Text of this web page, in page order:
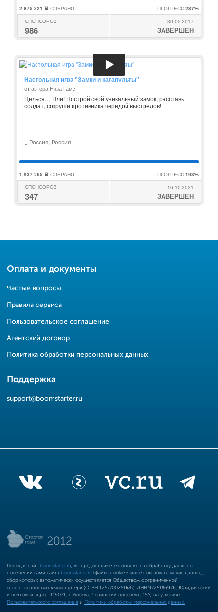
2 875 321 c СОБРАНО ПРОГРЕСС 287%
СПОНСОРОВ
986
30.05.2017
ЗАВЕРШЕН
Настольная игра "Замки и катапульты"
от автора Низа Гамс
Целься… Пли! Построй свой уникальный замок, расставь
солдат, сокруши противника чередой выстрелов!
Россия, Россия
1 937 265 c СОБРАНО ПРОГРЕСС 193%
СПОНСОРОВ
347
16.10.2021
ЗАВЕРШЕН
Оплата и документы
Частые вопросы
Правила сервиса
Пользовательское соглашение
Агентский договор
Политика обработки персональных данных
Поддержка
support@boomstarter.ru
Посещая сайт boomstarter.ru , вы предоставляете согласие на обработку данных о
посещении вами сайта boomstarter.ru (файлы cookie и иные пользовательские данные),
сбор которых автоматически осуществляется Обществом с ограниченной
ответственностью «Бумстартер» (ОГРН 1257700251687, ИНН 9725186976, Юридический
и почтовый адрес: 119071, г Москва, Ленинский проспект, 15А) на условиях
Пользовательского соглашения и Политики обработки персональных данных.